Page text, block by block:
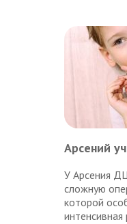
Арсений
У Арсения
сложную
которой
интенсивная